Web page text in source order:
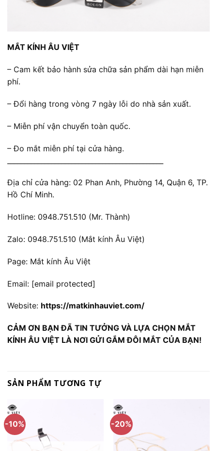
MẮT KÍNH ÂU VIỆT
– Cam kết bảo hành sửa chữa sản phẩm dài hạn miễn
phí.
– Đổi hàng trong vòng 7 ngày lỗi do nhà sản xuất.
– Miễn phí vận chuyển toàn quốc.
– Đo mắt miễn phí tại cửa hàng.
Địa chỉ cửa hàng: 02 Phan Anh, Phường 14, Quận 6, TP.
Hồ Chí Minh.
Hotline: 0948.751.510 (Mr. Thành)
Zalo: 0948.751.510 (Mắt kính Âu Việt)
Page: Mắt kính Âu Việt
Email: [email protected]
Website: https://matkinhauviet.com/
CẢM ƠN BẠN ĐÃ TIN TƯỞNG VÀ LỰA CHỌN MẮT
KÍNH ÂU VIỆT LÀ NƠI GỬI GẮM ĐÔI MẮT CỦA BẠN!
SẢN PHẨM TƯƠNG TỰ
-10% -20%